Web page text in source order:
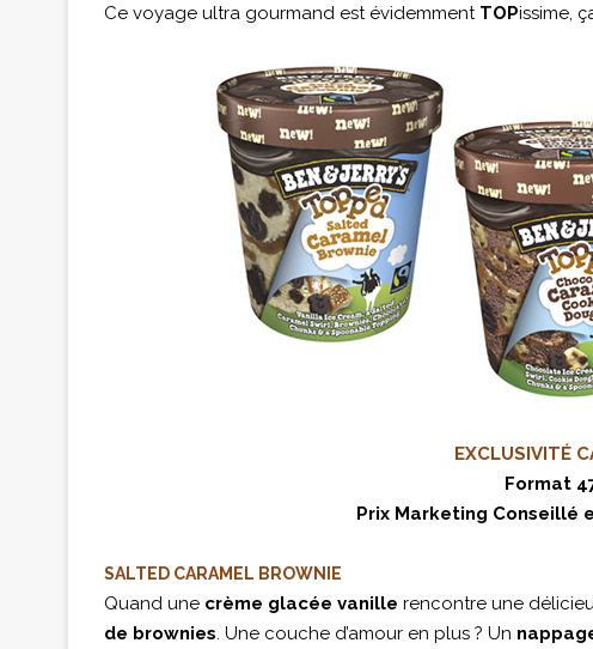
Ce voyage ultra gourmand est évidemment TOPissime,
EXCLUSIVITÉ
Format
Prix Marketing Conseillé
SALTED CARAMEL BROWNIE
Quand une crème glacée vanille rencontre une
de brownies. Une couche d’amour en plus ? Un